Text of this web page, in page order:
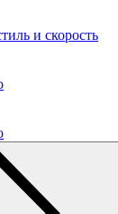
и скорость